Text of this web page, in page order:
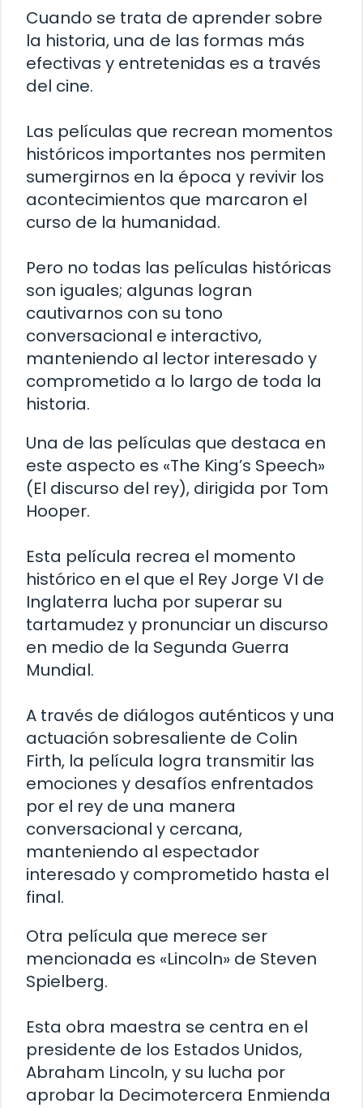
Cuando se trata de aprender sobre
la historia, una de las formas más
efectivas y entretenidas es a través
del cine.
Las películas que recrean momentos
históricos importantes nos permiten
sumergirnos en la época y revivir los
acontecimientos que marcaron el
curso de la humanidad.
Pero no todas las películas históricas
son iguales; algunas logran
cautivarnos con su tono
conversacional e interactivo,
manteniendo al lector interesado y
comprometido a lo largo de toda la
historia.
Una de las películas que destaca en
este aspecto es «The King’s Speech»
(El discurso del rey), dirigida por Tom
Hooper.
Esta película recrea el momento
histórico en el que el Rey Jorge VI de
Inglaterra lucha por superar su
tartamudez y pronunciar un discurso
en medio de la Segunda Guerra
Mundial.
A través de diálogos auténticos y una
actuación sobresaliente de Colin
Firth, la película logra transmitir las
emociones y desafíos enfrentados
por el rey de una manera
conversacional y cercana,
manteniendo al espectador
interesado y comprometido hasta el
final.
Otra película que merece ser
mencionada es «Lincoln» de Steven
Spielberg.
Esta obra maestra se centra en el
presidente de los Estados Unidos,
Abraham Lincoln, y su lucha por
aprobar la Decimotercera Enmienda